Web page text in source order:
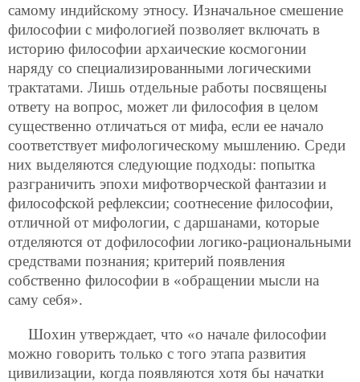
самому индийскому этносу. Изначальное смешение
философии с мифологией позволяет включать в
историю философии архаические космогонии
наряду со специализированными логическими
трактатами. Лишь отдельные работы посвящены
ответу на вопрос, может ли философия в целом
существенно отличаться от мифа, если ее начало
соответствует мифологическому мышлению. Среди
них выделяются следующие подходы: попытка
разграничить эпохи мифотворческой фантазии и
философской рефлексии; соотнесение философии,
отличной от мифологии, с даршанами, которые
отделяются от дофилософии логико-рациональными
средствами познания; критерий появления
собственно философии в «обращении мысли на
саму себя».
Шохин утверждает, что «о начале философии
можно говорить только с того этапа развития
цивилизации, когда появляются хотя бы начатки